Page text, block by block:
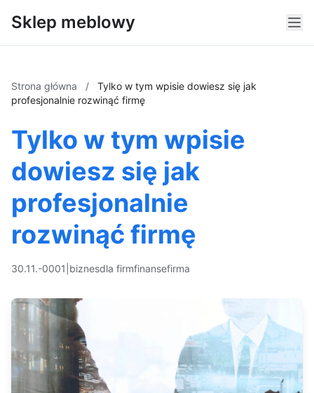
Sklep meblowy
Strona główna /
Tylko w tym wpisie dowiesz się jak
profesjonalnie rozwinąć firmę
Tylko w tym wpisie
dowiesz się jak
profesjonalnie
rozwinąć firmę
30.11.-0001 biznesdla firmfinansefirma